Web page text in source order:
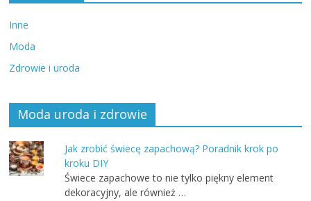
Inne
Moda
Zdrowie i uroda
Moda uroda i zdrowie
Jak zrobić świecę zapachową? Poradnik krok po
kroku DIY
Świece zapachowe to nie tylko piękny element
dekoracyjny, ale również …